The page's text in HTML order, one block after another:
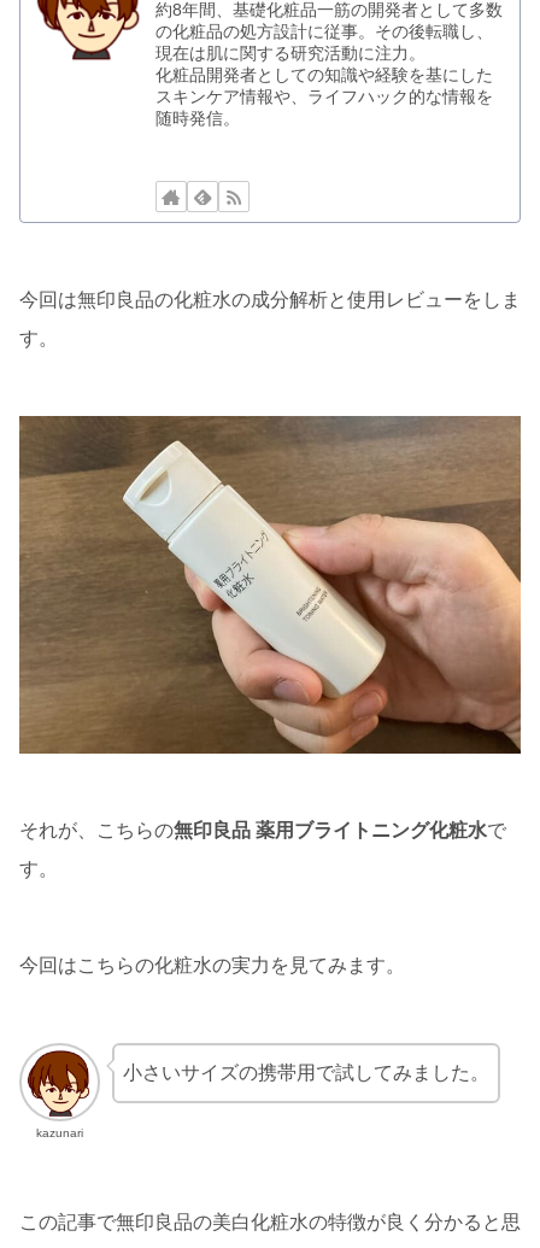
約8年間、基礎化粧品一筋の開発者として多数
の化粧品の処方設計に従事。その後転職し、
現在は肌に関する研究活動に注力。
化粧品開発者としての知識や経験を基にした
スキンケア情報や、ライフハック的な情報を
随時発信。
今回は無印良品の化粧水の成分解析と使用レビューをしま
す。
それが、こちらの無印良品 薬用ブライトニング化粧水で
す。
今回はこちらの化粧水の実力を見てみます。
kazunari
小さいサイズの携帯用で試してみました。
この記事で無印良品の美白化粧水の特徴が良く分かると思